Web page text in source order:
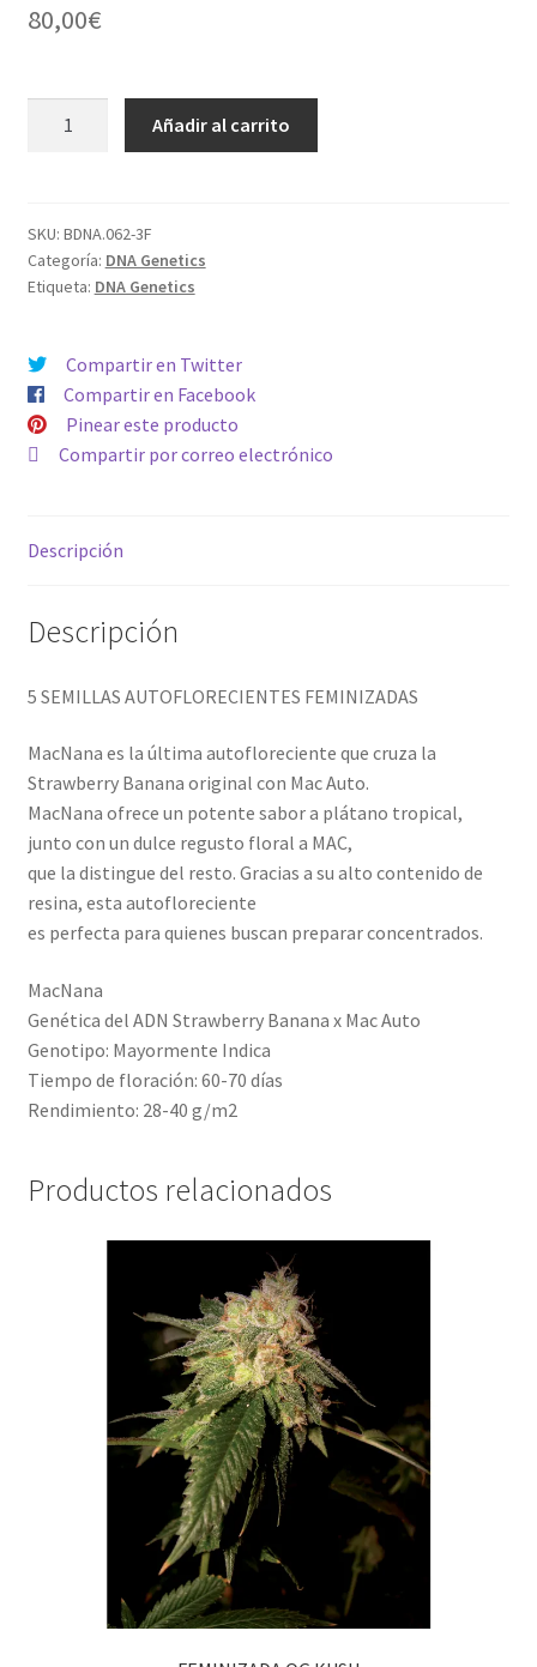
80,00€
Añadir al carrito
SKU: BDNA.062-3F
Categoría: DNA Genetics
Etiqueta: DNA Genetics
Compartir en Twitter
Compartir en Facebook
Pinear este producto
Compartir por correo electrónico
Descripción
Descripción
5 SEMILLAS AUTOFLORECIENTES FEMINIZADAS
MacNana es la última autofloreciente que cruza la
Strawberry Banana original con Mac Auto.
MacNana ofrece un potente sabor a plátano tropical,
junto con un dulce regusto floral a MAC,
que la distingue del resto. Gracias a su alto contenido de
resina, esta autofloreciente
es perfecta para quienes buscan preparar concentrados.
MacNana
Genética del ADN Strawberry Banana x Mac Auto
Genotipo: Mayormente Indica
Tiempo de floración: 60-70 días
Rendimiento: 28-40 g/m2
Productos relacionados